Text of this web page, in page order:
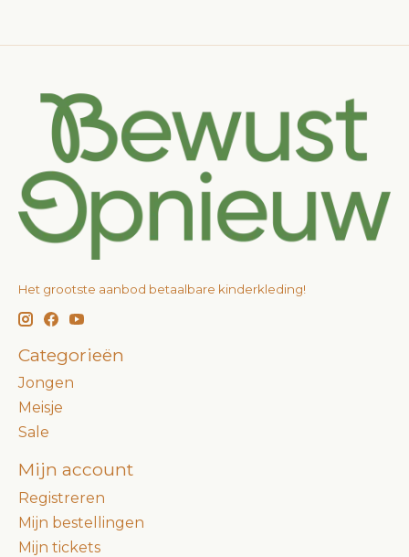
Het grootste aanbod betaalbare kinderkleding!
Categorieën
Jongen
Meisje
Sale
Mijn account
Registreren
Mijn bestellingen
Mijn tickets